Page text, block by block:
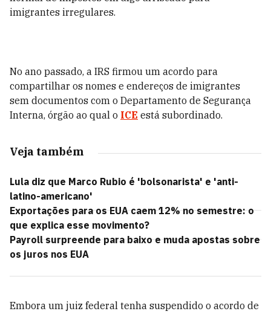
imigrantes irregulares.
No ano passado, a IRS firmou um acordo para
compartilhar os nomes e endereços de imigrantes
sem documentos com o Departamento de Segurança
Interna, órgão ao qual o ICE está subordinado.
Veja também
Lula diz que Marco Rubio é 'bolsonarista' e 'anti-
latino-americano'
Exportações para os EUA caem 12% no semestre: o
que explica esse movimento?
Payroll surpreende para baixo e muda apostas sobre
os juros nos EUA
Embora um juiz federal tenha suspendido o acordo de